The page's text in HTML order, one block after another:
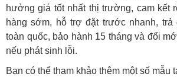
hưởng giá tốt nhất thị trường, cam kết
hàng sớm, hỗ trợ đặt trước nhanh, trả
toàn quốc, bảo hành 15 tháng và đổi
nếu phát sinh lỗi.
Bạn có thể tham khảo thêm một số mẫu